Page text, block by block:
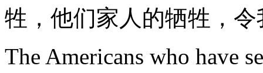
牲，他们家人的牺牲，
The Americans who have